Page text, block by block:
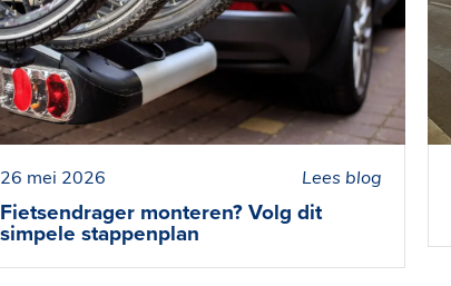
26 mei 2026
Fietsendrager monteren? Volg dit
simpele stappenplan
Lees blog